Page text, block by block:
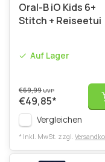
Oral-B iO Kids 6+
Stitch + Reiseetui
Auf Lager
€69,99UVP
€49,85*
Vergleichen
* Inkl. MwSt. zzgl.